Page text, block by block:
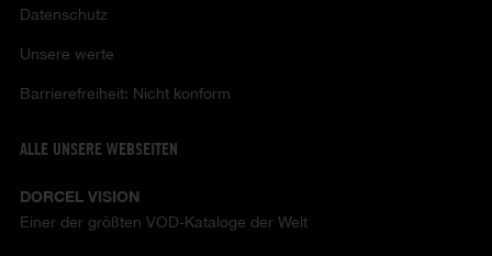
Datenschutz
Unsere werte
Barrierefreiheit: Nicht konform
ALLE UNSERE WEBSEITEN
DORCEL VISION
Einer der größten VOD-Kataloge der Welt